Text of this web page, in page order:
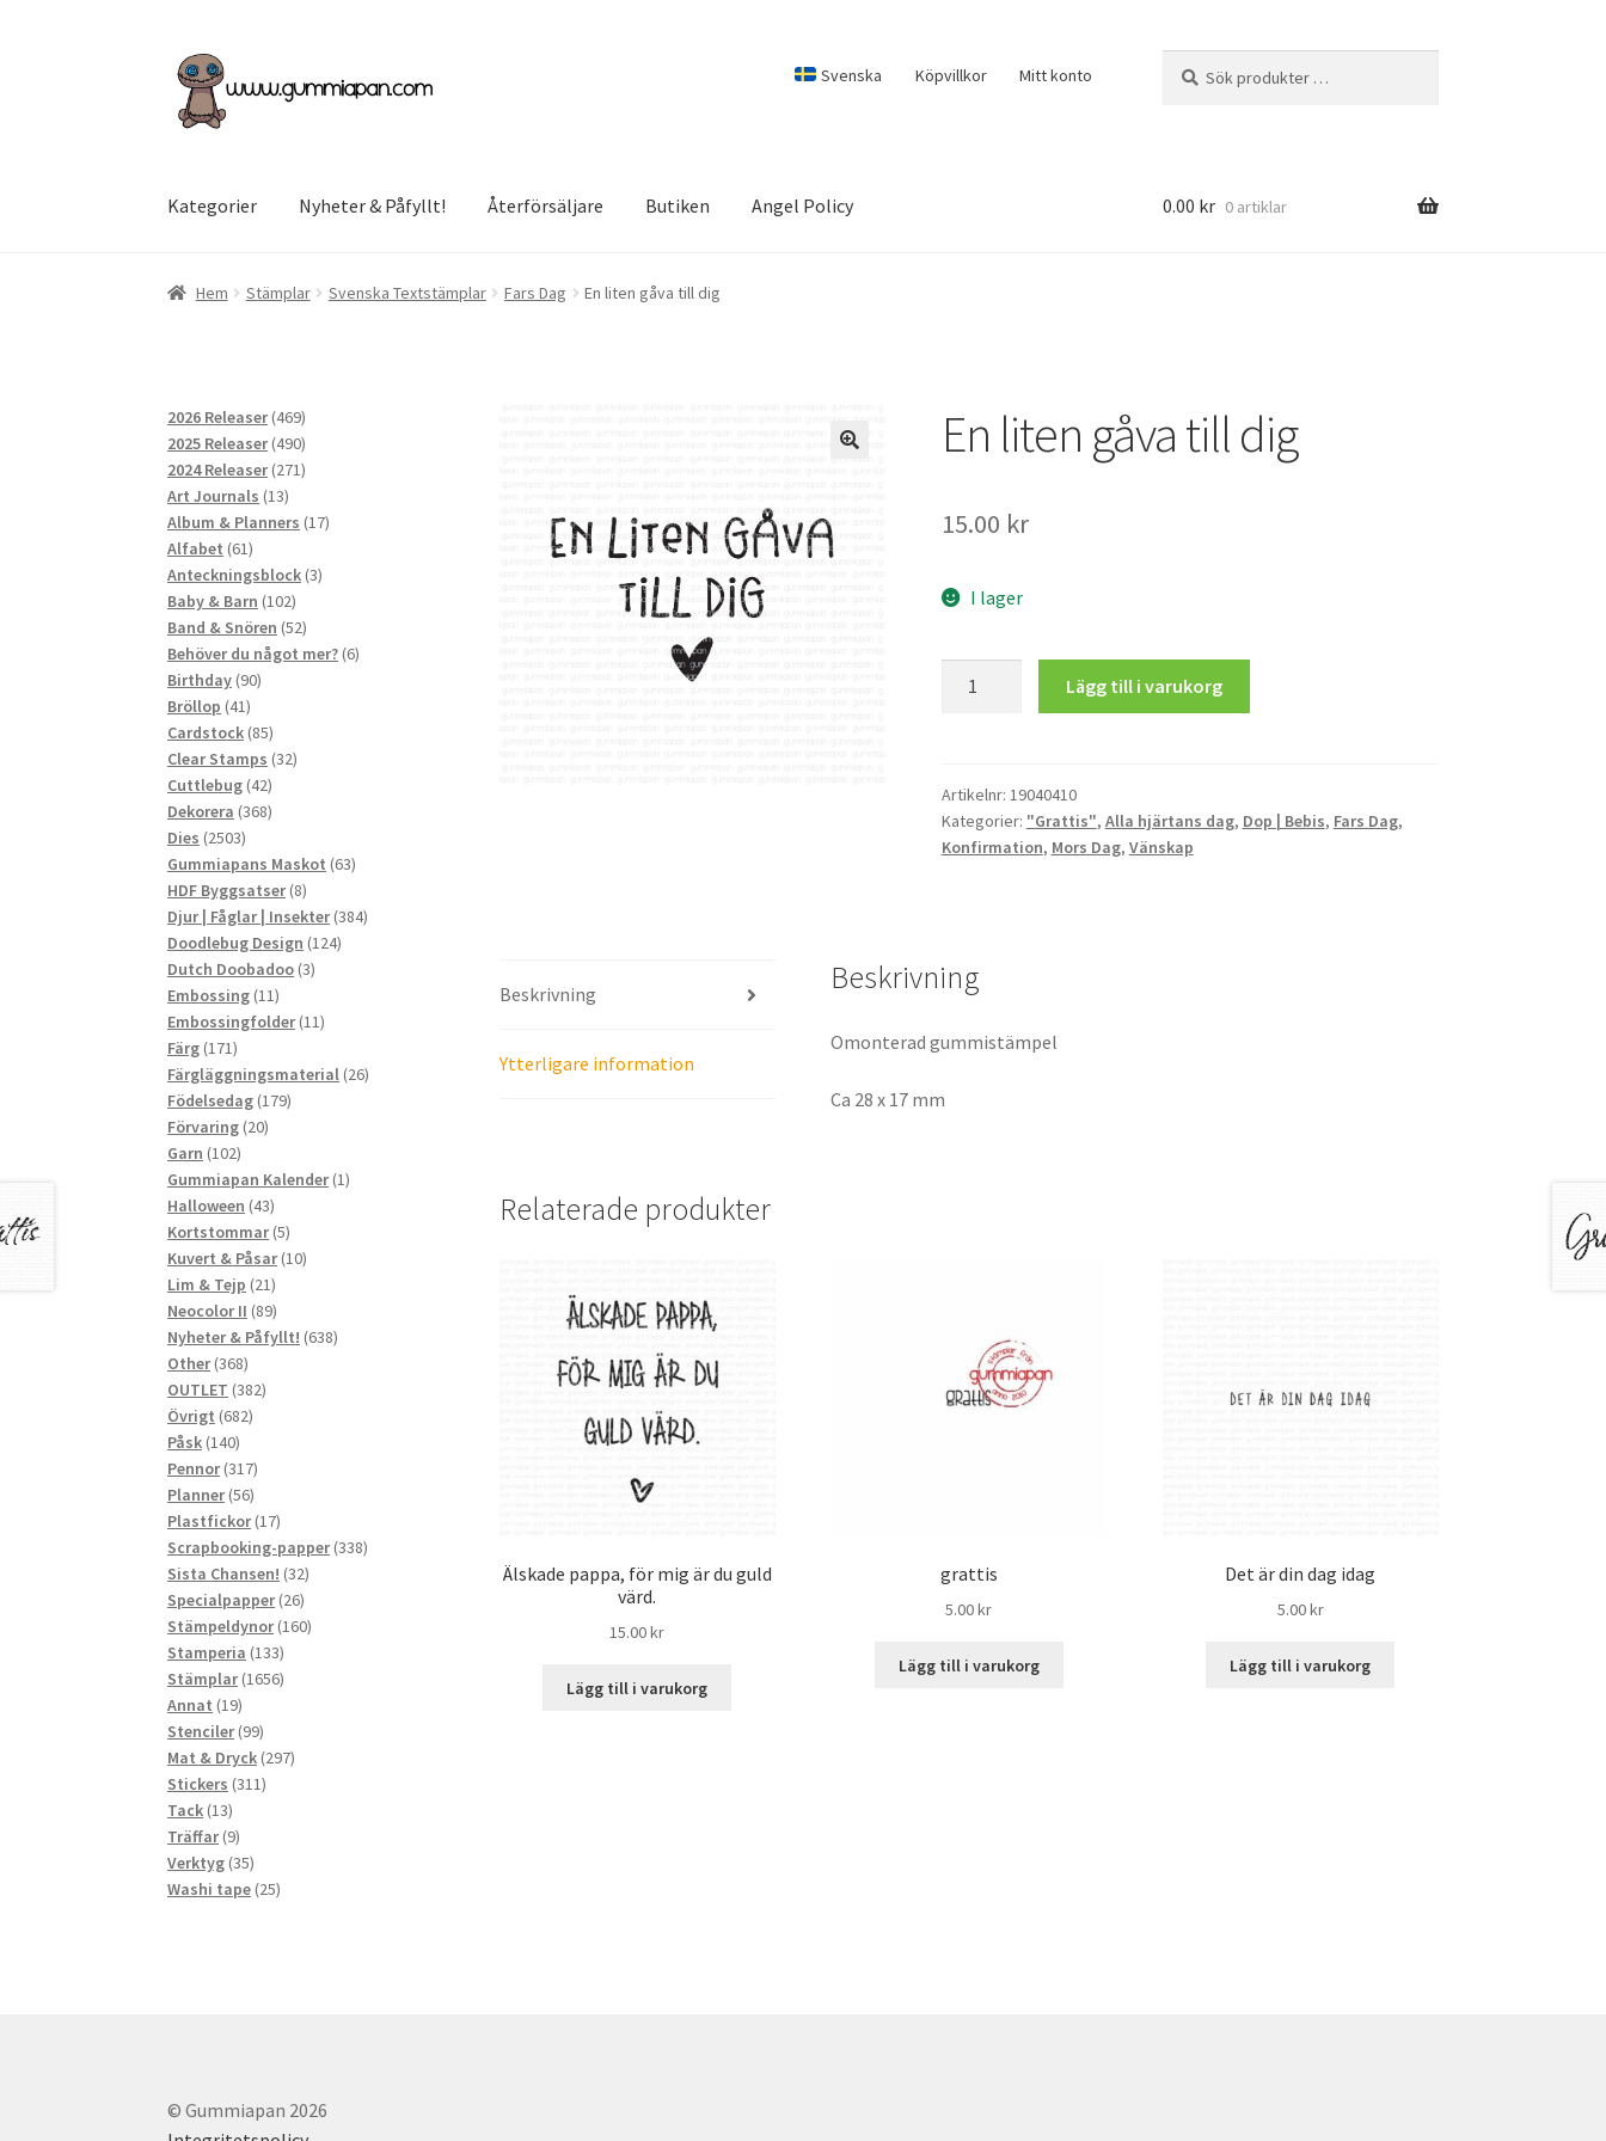
Hoppa
till
navigering
Hoppa
till
innehåll
Svenska Köpvillkor Mitt konto
efter:
Kategorier Nyheter & Påfyllt! Återförsäljare Butiken Angel Policy 0.00 kr 0 artiklar
Hem Stämplar Svenska Textstämplar Fars Dag En liten gåva till dig
En liten gåva till dig
15.00 kr
I lager
dig
mängd
Lägg till i varukorg
Artikelnr: 19040410
Kategorier: "Grattis", Alla hjärtans dag, Dop | Bebis, Fars Dag,
Konfirmation, Mors Dag, Vänskap
Beskrivning
Ytterligare information
Beskrivning
Omonterad gummistämpel
Ca 28 x 17 mm
Relaterade produkter
Älskade pappa, för mig är du guld
värd.
15.00kr
Lägg till i varukorg
grattis
5.00kr
Lägg till i varukorg
Det är din dag idag
5.00kr
Lägg till i varukorg
2026 Releaser 469469
produkter
2025 Releaser 490490
produkter
2024 Releaser 271271
Art Journals 1313
produkter
Album & Planners 1717
Alfabet 6161
produkter
Anteckningsblock 33
Baby & Barn 102102
produkter
Band & Snören 5252
produkter
Behöver du något mer? 66
Birthday 9090
Bröllop 4141
produkter
Cardstock 8585
produkter
Clear Stamps 3232
Cuttlebug 4242
produkter
Dekorera 368368
Dies 25032503
produkter
Gummiapans Maskot 6363
HDF Byggsatser 88
produkter
Djur | Fåglar | Insekter 384384
Doodlebug Design 124124
Dutch Doobadoo 33
Embossing 1111
produkter
Embossingfolder 1111
Färg 171171
produkter
Färgläggningsmaterial 2626
Födelsedag 179179
Förvaring 2020
Garn 102102
produkter
Gummiapan Kalender 11
Halloween 4343
produkter
Kortstommar 55
produkter
Kuvert & Påsar 1010
Lim & Tejp 2121
produkter
Neocolor II 8989
produkter
Nyheter & Påfyllt! 638638
Other 368368
produkter
OUTLET 382382
Övrigt 682682
Påsk 140140
produkter
Pennor 317317
produkter
Planner 5656
produkter
Plastfickor 1717
produkter
Scrapbooking-papper 338338
Sista Chansen! 3232
Specialpapper 2626
produkter
Stämpeldynor 160160
Stamperia 133133
produkter
Stämplar 16561656
Annat 1919
produkter
Stenciler 9999
produkter
Mat & Dryck 297297
Stickers 311311
Tack 1313
produkter
Träffar 99
produkter
Verktyg 3535
produkter
Washi tape 2525
© Gummiapan 2026